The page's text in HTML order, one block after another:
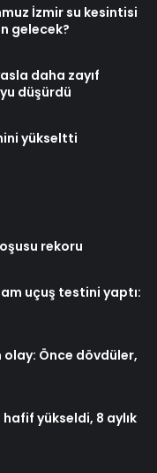
İzmir su kesintisi
gelecek?
daha zayıf
düşürdü
yükseltti
rekoru
uçuş testini yaptı:
Önce dövdüler,
hafif yükseldi, 8 aylık